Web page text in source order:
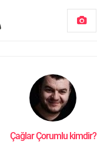
Çağlar Çorumlu kimdir?